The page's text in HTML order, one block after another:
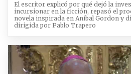
El escritor explicó por qué dejó la
incursionar en la ficción, repasó el
novela inspirada en Aníbal Gordon y
dirigida por Pablo Trapero